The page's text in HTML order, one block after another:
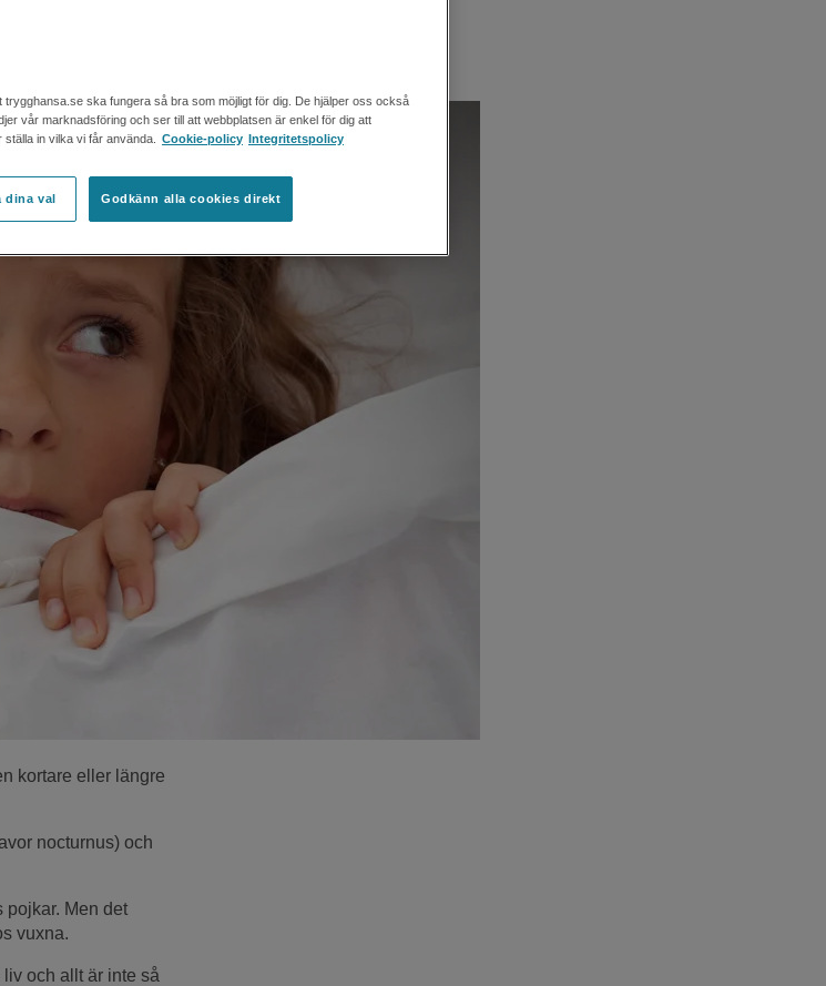
kortare eller längre
nocturnus) och
pojkar. Men det
vuxna.
och allt är inte så
ska fungera så bra som möjligt för dig. De hjälper oss också
vår marknadsföring och ser till att webbplatsen är enkel för dig att
in vilka vi får använda.
Cookie-policy Integritetspolicy
dina val Godkänn alla cookies direkt